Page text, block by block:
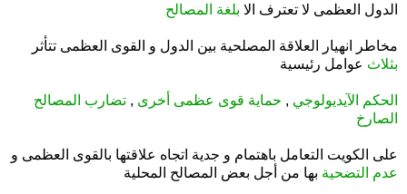
الدول العظمى لا تعترف الا بلغة المصالح
مخاطر انهيار العلاقة المصلحية بين الدول و القوى العظمى تتأثر
بثلاث عوامل رئيسية
الحكم الآيديولوجي , حماية قوى عظمى أخرى , تضارب المصالح
الصارخ
على الكويت التعامل باهتمام و جدية اتجاه علاقتها بالقوى العظمى و
عدم التضحية بها من أجل بعض المصالح المحلية